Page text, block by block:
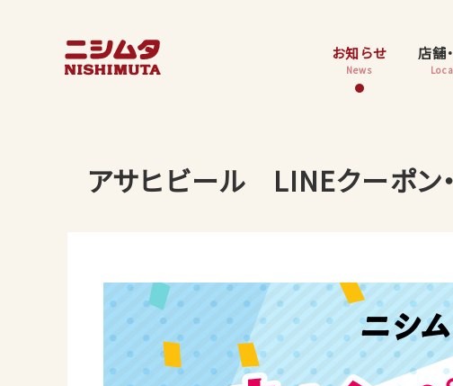
お知らせ
News
店舗
アサヒビール LINEクーポン